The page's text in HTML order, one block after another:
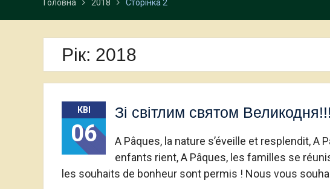
Головна 2018 Сторінка 2
Рік: 2018
КВІ
06
Зі світлим святом Великодня!!!
A Pâques, la nature s’éveille et resplendit, A
enfants rient, A Pâques, les familles se
les souhaits de bonheur sont permis ! Nous vous